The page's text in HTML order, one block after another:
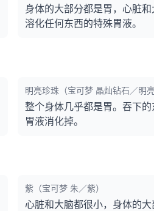
身体的大部分都是胃，心脏
溶化任何东西的特殊胃液。
明亮珍珠（宝可梦 晶灿钻石／明亮
整个身体几乎都是胃。吞下
胃液消化掉。
紫（宝可梦 朱／紫）
心脏和大脑都很小，身体的